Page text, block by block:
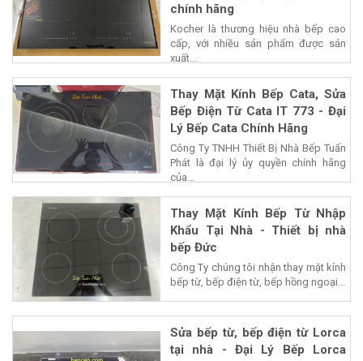
chính hãng
Kocher là thương hiệu nhà bếp cao
cấp, với nhiều sản phẩm được sản
xuất...
Thay Mặt Kính Bếp Cata, Sửa
Bếp Điện Từ Cata IT 773 - Đại
Lý Bếp Cata Chính Hãng
Công Ty TNHH Thiết Bị Nhà Bếp Tuấn
Phát là đại lý ủy quyền chính hãng
của...
Thay Mặt Kính Bếp Từ Nhập
Khẩu Tại Nhà - Thiết bị nhà
bếp Đức
Công Ty chúng tôi nhận thay mặt kính
bếp từ, bếp điện từ, bếp hồng ngoại...
Sửa bếp từ, bếp điện từ Lorca
tại nhà - Đại Lý Bếp Lorca